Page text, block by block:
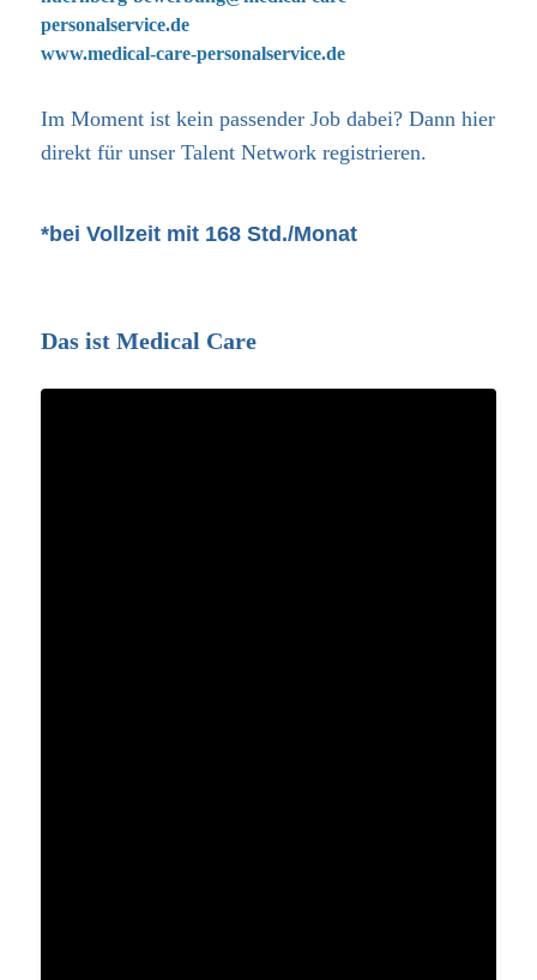
personalservice.de
www.medical-care-personalservice.de
Im Moment ist kein passender Job dabei? Dann hier
direkt für unser Talent Network registrieren.
*bei Vollzeit mit 168 Std./Monat
Das ist Medical Care